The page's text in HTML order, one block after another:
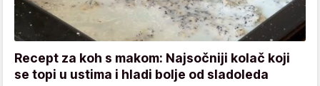
Recept za koh s makom: Najsočniji kolač koji
se topi u ustima i hladi bolje od sladoleda